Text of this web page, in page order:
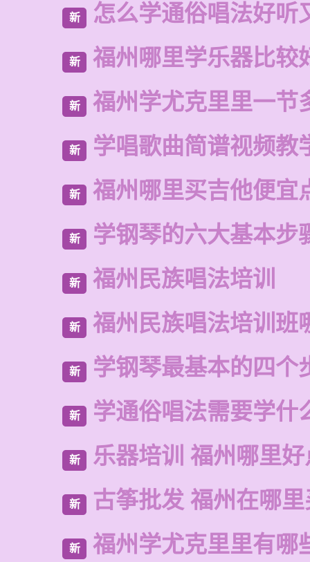
新 怎么学通俗唱法好听
新 福州哪里学乐器比较
新 福州学尤克里里一节
新 学唱歌曲简谱视频教
新 福州哪里买吉他便宜
新 学钢琴的六大基本步
新 福州民族唱法培训
新 福州民族唱法培训班
新 学钢琴最基本的四个
新 学通俗唱法需要学什
新 乐器培训 福州哪里
新 古筝批发 福州在哪
新 福州学尤克里里有哪